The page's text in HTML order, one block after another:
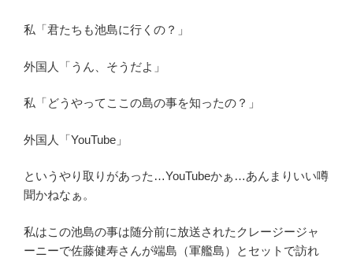
私「君たちも池島に行くの？」
外国人「うん、そうだよ」
私「どうやってここの島の事を知ったの？」
外国人「YouTube」
というやり取りがあった…YouTubeかぁ…あんまりいい噂
聞かねなぁ。
私はこの池島の事は随分前に放送されたクレージージャ
ーニーで佐藤健寿さんが端島（軍艦島）とセットで訪れ